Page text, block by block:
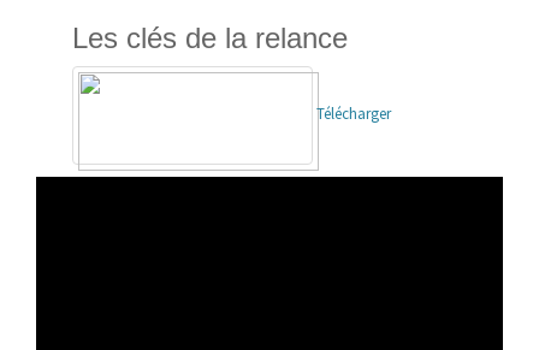
Les clés de la relance
Télécharger